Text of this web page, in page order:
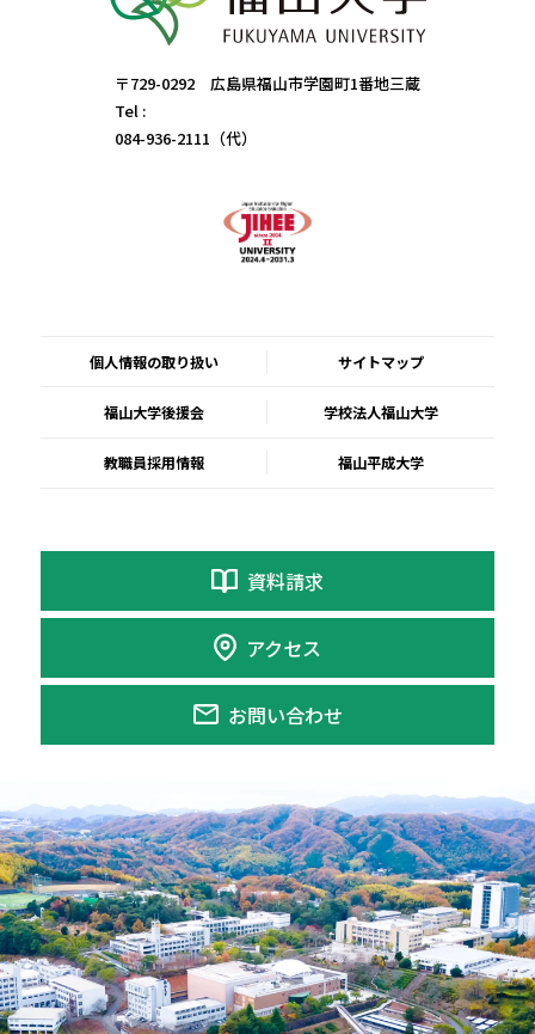
〒729-0292 広島県福山市学園町1番地三蔵
Tel :
084-936-2111（代）
個人情報の取り扱い サイトマップ
福山大学後援会 学校法人福山大学
教職員採用情報 福山平成大学
資料請求
アクセス
お問い合わせ